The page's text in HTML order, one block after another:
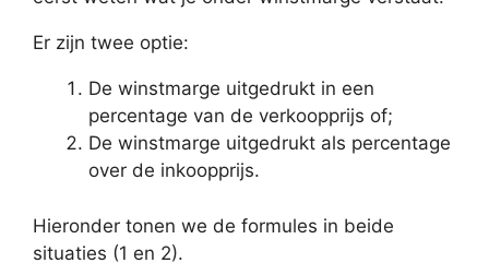
Er zijn twee optie:
De winstmarge uitgedrukt in een
percentage van de verkoopprijs of;
De winstmarge uitgedrukt als percentage
over de inkoopprijs.
Hieronder tonen we de formules in beide
situaties (1 en 2).